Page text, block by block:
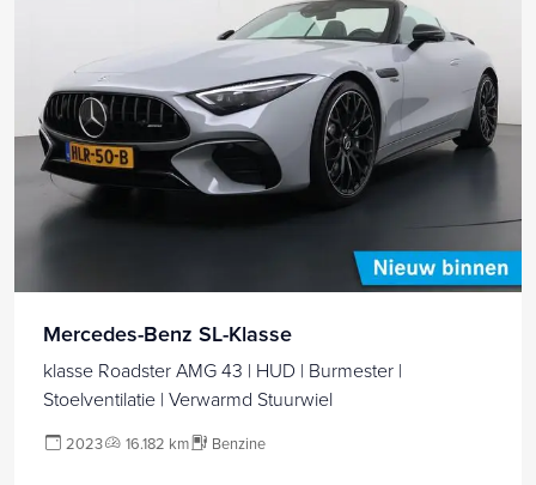
Mercedes-Benz SL-Klasse
klasse Roadster AMG 43 | HUD | Burmester |
Stoelventilatie | Verwarmd Stuurwiel
2023 16.182 km Benzine